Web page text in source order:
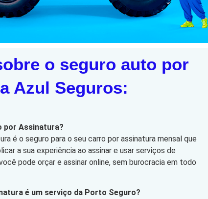
o seguro auto por
Azul Seguros:
por Assinatura?
é o seguro para o seu carro por assinatura mensal que
a sua experiência ao assinar e usar serviços de
pode orçar e assinar online, sem burocracia em todo
é um serviço da Porto Seguro?